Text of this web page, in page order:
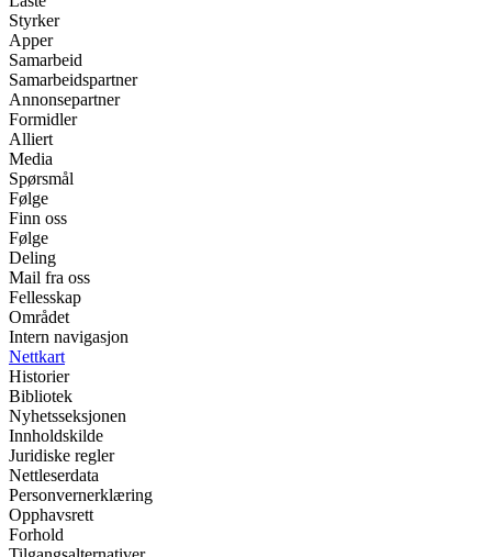
Styrker
Apper
Samarbeid
Samarbeidspartner
Annonsepartner
Formidler
Alliert
Media
Spørsmål
Følge
Finn oss
Følge
Deling
Mail fra oss
Fellesskap
Området
Intern navigasjon
Nettkart
Historier
Bibliotek
Nyhetsseksjonen
Innholdskilde
Juridiske regler
Nettleserdata
Personvernerklæring
Opphavsrett
Forhold